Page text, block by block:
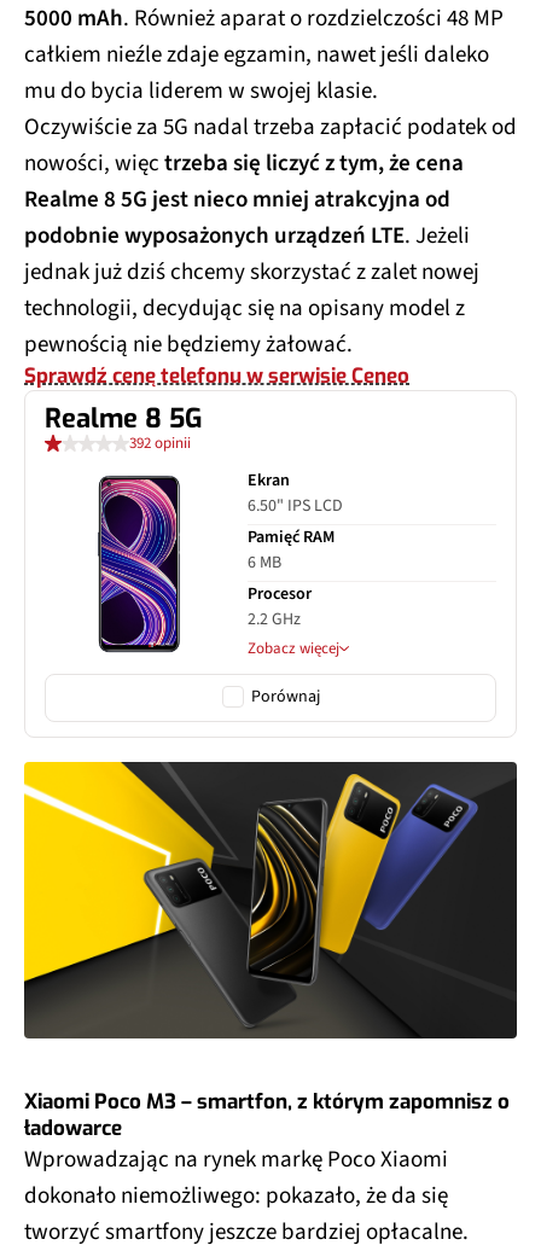
5000 mAh. Również aparat o rozdzielczości 48 MP
całkiem nieźle zdaje egzamin, nawet jeśli daleko
mu do bycia liderem w swojej klasie.
Oczywiście za 5G nadal trzeba zapłacić podatek od
nowości, więctrzeba się liczyć z tym, że cena
Realme 8 5G jest nieco mniej atrakcyjna od
podobnie wyposażonych urządzeń LTE. Jeżeli
jednak już dziś chcemy skorzystać z zalet nowej
technologii, decydując się na opisany model z
pewnością nie będziemy żałować.
Sprawdź cenę telefonu w serwisie Ceneo
Realme 8 5G
392 opinii
Ekran
6.50" IPS LCD
Pamięć RAM
6 MB
Procesor
2.2 GHz
Zobacz więcej
Porównaj
Xiaomi Poco M3 – smartfon, z którym zapomnisz o
ładowarce
Wprowadzając na rynek markę Poco Xiaomi
dokonało niemożliwego: pokazało, że da się
tworzyć smartfony jeszcze bardziej opłacalne.